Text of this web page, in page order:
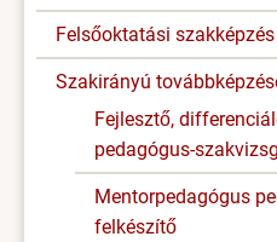
Felsőoktatási szakképzés
Szakirányú
Fejlesztő,
pedagógus-
Mentorpedagógus
felkészítő